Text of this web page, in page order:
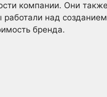
компании. Они
над созданием
бренда.